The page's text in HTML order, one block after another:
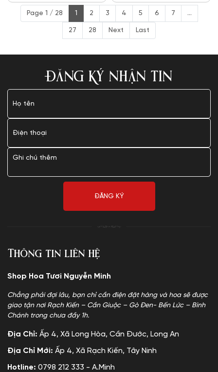
Page 1 / 28 1 2 3 4 5 6 7 ...
27 28 Next Last
ĐĂNG KÝ NHẬN TIN
Thông tin liên hệ
Shop Hoa Tươi Nguyễn Minh
Chẳng phải đợi lâu, bạn chỉ cần điện đặt hàng và hoa sẽ được
giao tận nơi Rạch Kiến – Cần Giuộc – Gò Đen- Bến Lức – Bình
Chánh trong chưa đầy 1h.
Địa Chỉ: Ấp 4, Xã Long Hòa, Cần Đước, Long An
Địa Chỉ Mới: Ấp 4, Xã Rạch Kiến, Tây Ninh
Hotline: 0798 212 333 - A.Minh